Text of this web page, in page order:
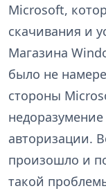
Microsoft,
скачивания и
Магазина
было не
стороны
авторизации.
произошло и
такой